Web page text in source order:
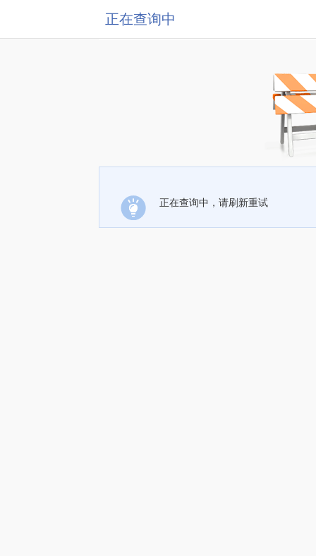
正在查询中
正在查询中，请刷新重试